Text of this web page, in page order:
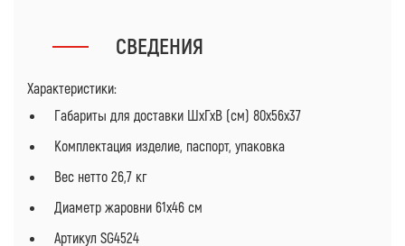
СВЕДЕНИЯ
Характеристики:
Габариты для доставки ШхГхВ (см) 80х56х37
Комплектация изделие, паспорт, упаковка
Вес нетто 26,7 кг
Диаметр жаровни 61х46 см
Артикул SG4524